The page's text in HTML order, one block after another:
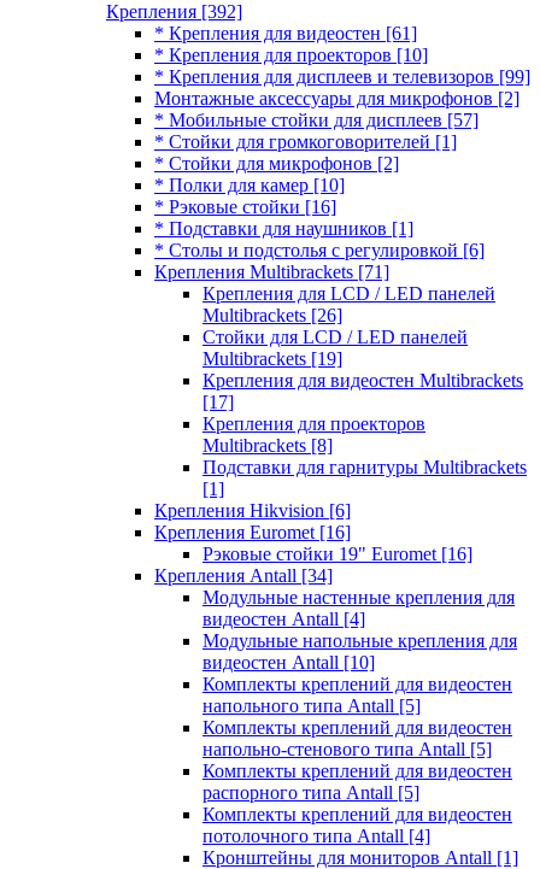
Крепления [392]
* Крепления для видеостен [61]
* Крепления для проекторов [10]
* Крепления для дисплеев и телевизоров [99]
Монтажные аксессуары для микрофонов [2]
* Мобильные стойки для дисплеев [57]
* Стойки для громкоговорителей [1]
* Стойки для микрофонов [2]
* Полки для камер [10]
* Рэковые стойки [16]
* Подставки для наушников [1]
* Столы и подстолья с регулировкой [6]
Крепления Multibrackets [71]
Крепления для LCD / LED панелей
Multibrackets [26]
Стойки для LCD / LED панелей
Multibrackets [19]
Крепления для видеостен Multibrackets
[17]
Крепления для проекторов
Multibrackets [8]
Подставки для гарнитуры Multibrackets
[1]
Крепления Hikvision [6]
Крепления Euromet [16]
Рэковые стойки 19" Euromet [16]
Крепления Antall [34]
Модульные настенные крепления для
видеостен Antall [4]
Модульные напольные крепления для
видеостен Antall [10]
Комплекты креплений для видеостен
напольного типа Antall [5]
Комплекты креплений для видеостен
напольно-стенового типа Antall [5]
Комплекты креплений для видеостен
распорного типа Antall [5]
Комплекты креплений для видеостен
потолочного типа Antall [4]
Кронштейны для мониторов Antall [1]